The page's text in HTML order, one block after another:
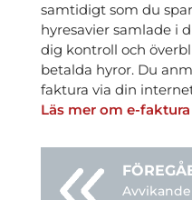
samtidigt som du
hyresavier samlade i
dig kontroll och
betalda hyror. Du
faktura via din
Läs mer om e-faktura